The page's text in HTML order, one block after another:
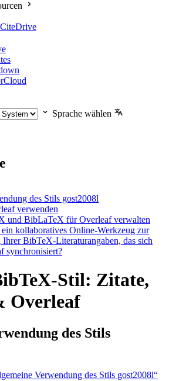
Sprache wählen
des Stils gost2008l
verwenden
und BibLaTeX für Overleaf verwalten
ein kollaboratives Online-Werkzeug zur
BibTeX-Literaturangaben, das sich
synchronisiert?
Stil: Zitate,
Overleaf
des Stils
Verwendung des Stils gost2008l“